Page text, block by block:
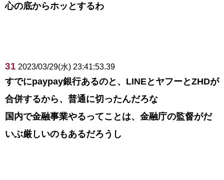
心の底からホッとするわ
31 2023/03/29(水) 23:41:53.39
すでにpaypay銀行あるのと、LINEとヤフーとZHDが
合併するから、普通に切ったんだろな
国内で金融事業やるってことは、金融庁の監督がだ
いぶ厳しいのもあるだろうし